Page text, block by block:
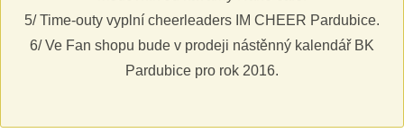
5/ Time-outy vyplní cheerleaders IM CHEER Pardubice.
6/ Ve Fan shopu bude v prodeji nástěnný kalendář BK
Pardubice pro rok 2016.